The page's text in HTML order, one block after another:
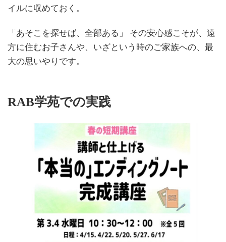
イルに収めておく。
「あそこを探せば、全部ある」 その安心感こそが、遠
方に住むお子さんや、いざという時のご家族への、最
大の思いやりです。
RAB学苑での実践